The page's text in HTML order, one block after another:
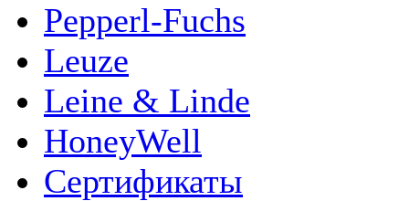
Pepperl-Fuchs
Leuze
Leine & Linde
HoneyWell
Сертификаты